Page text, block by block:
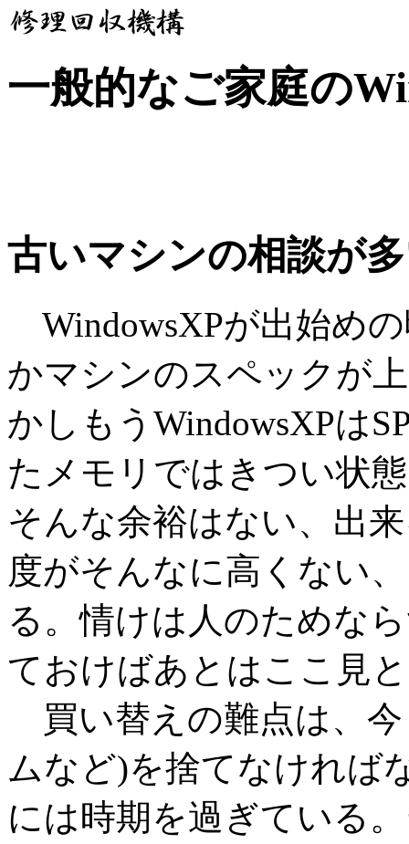
一般的なご家庭の
古いマシンの相談が
WindowsXPが出始め
かマシンのスペックが
かしもうWindowsXPは
たメモリではきつい状
そんな余裕はない、出
度がそんなに高くない
る。情けは人のためな
ておけばあとはここ見
買い替えの難点は、
ムなど)を捨てなければ
には時期を過ぎている